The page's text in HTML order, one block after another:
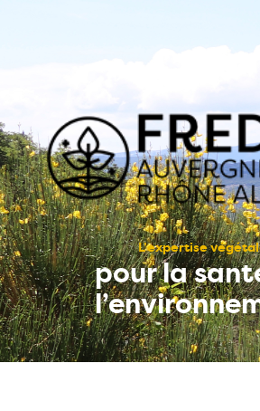
L’expertise
pour la